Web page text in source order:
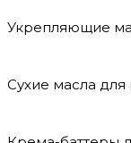
Укрепляющие
Сухие масла для